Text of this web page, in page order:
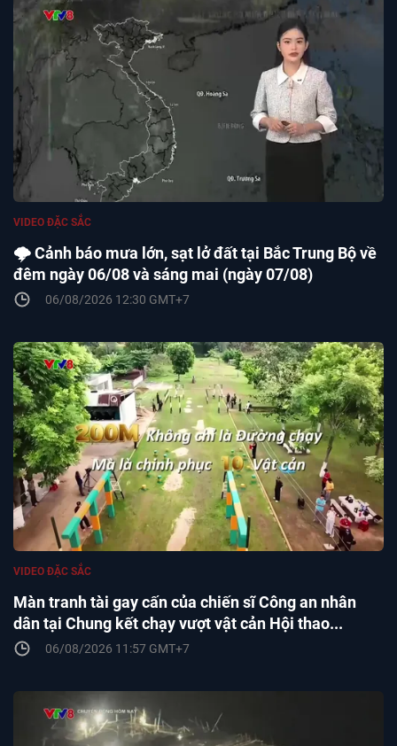
🌩️ Cảnh báo mưa lớn, sạt lở đất tại Bắc Trung Bộ về
đêm ngày 06/08 và sáng mai (ngày 07/08)
VIDEO ĐẶC SẮC
06/08/2026 12:30 GMT+7
Màn tranh tài gay cấn của chiến sĩ Công an nhân
dân tại Chung kết chạy vượt vật cản Hội thao...
VIDEO ĐẶC SẮC
06/08/2026 11:57 GMT+7